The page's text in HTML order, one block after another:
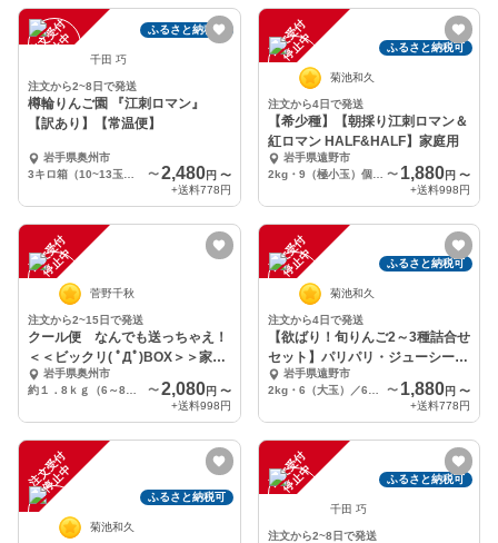
注
文
受
付
停
止
中
ふるさと納税可
千田 巧
注文から2~8日で発送
樽輪りんご園 『江刺ロマン』
【訳あり】【常温便】
岩手県奥州市
〜 2,480円 〜
+送料778円
注
文
受
付
停
止
中 ふるさと納税可
菊池和久
注文から4日で発送
【希少種】【朝採り江刺ロマン＆
紅ロマン HALF&HALF】家庭用
岩手県遠野市
〜 1,880円 〜
+送料998円
注
文
受
付
停
止
中
菅野千秋
注文から2~15日で発送
クール便 なんでも送っちゃえ！
＜＜ビックリ( ﾟДﾟ)BOX＞＞家庭
用 りんご
岩手県奥州市
〜 2,080円 〜
+送料998円
注
文
受
付
停
止
中 ふるさと納税可
菊池和久
注文から4日で発送
【欲ばり！旬りんご2～3種詰合せ
セット】パリパリ・ジューシー家
庭用岩手県遠野市
〜 1,880円 〜
+送料778円
注
文
受
付
停
止
中
ふるさと納税可
菊池和久
注
文
受
付
停
止
中 ふるさと納税可
千田 巧
注文から2~8日で発送